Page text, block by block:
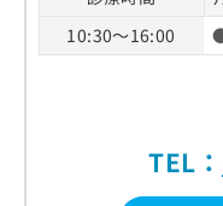
10:30～16:00
TEL：